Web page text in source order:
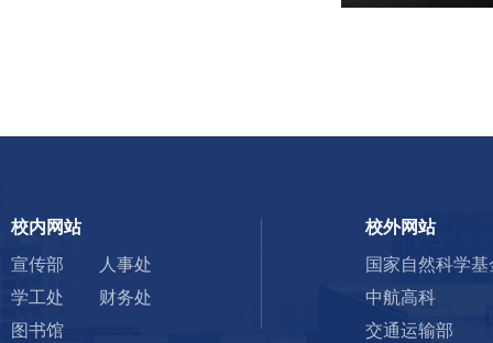
校内网站
宣传部
人事处
学工处
财务处
图书馆
校外网站
国家自然科学
中航高科
交通运输部